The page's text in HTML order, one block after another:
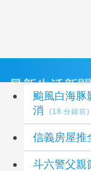
最新生活新聞
颱風白海
消
(18 分鐘前)
信義房屋推
斗六警父